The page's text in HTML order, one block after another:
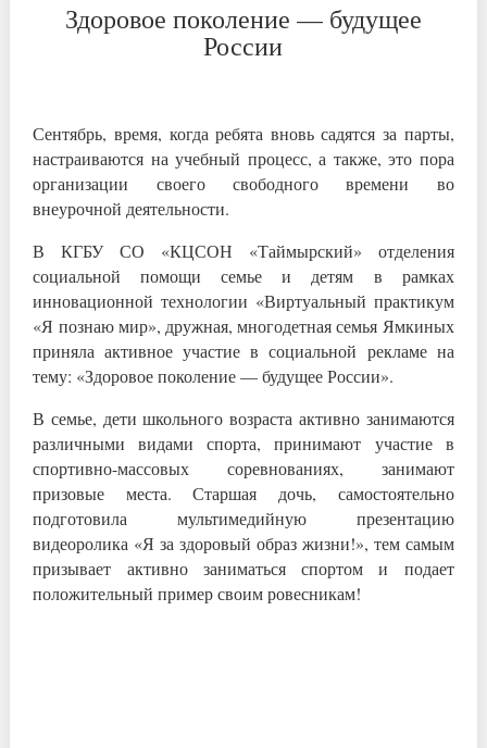
Здоровое поколение — будущее
России
Сентябрь, время, когда ребята вновь садятся за парты,
настраиваются на учебный процесс, а также, это пора
организации своего свободного времени во
внеурочной деятельности.
В КГБУ СО «КЦСОН «Таймырский» отделения
социальной помощи семье и детям в рамках
инновационной технологии «Виртуальный практикум
«Я познаю мир», дружная, многодетная семья Ямкиных
приняла активное участие в социальной рекламе на
тему: «Здоровое поколение — будущее России».
В семье, дети школьного возраста активно занимаются
различными видами спорта, принимают участие в
спортивно-массовых соревнованиях, занимают
призовые места. Старшая дочь, самостоятельно
подготовила мультимедийную презентацию
видеоролика «Я за здоровый образ жизни!», тем самым
призывает активно заниматься спортом и подает
положительный пример своим ровесникам!